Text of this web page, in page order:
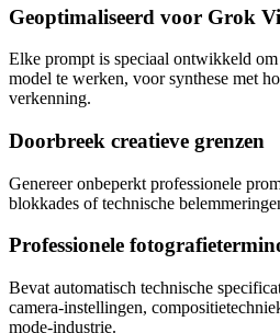
Geoptimaliseerd voor Grok
Elke prompt is speciaal ontwikkeld
model te werken, voor synthese met
verkenning.
Doorbreek creatieve grenzen
Genereer onbeperkt professionele
blokkades of technische
Professionele
Bevat automatisch technische
camera-instellingen,
mode-industrie.